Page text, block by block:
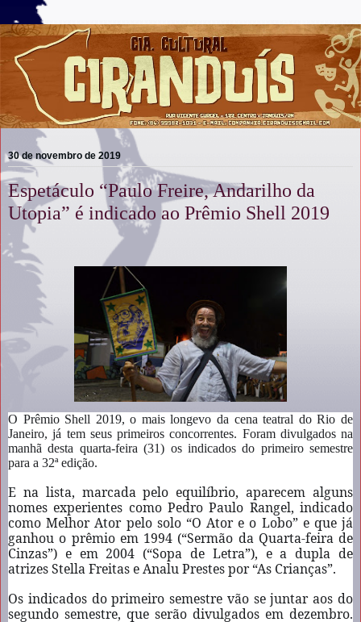
30 de novembro de 2019
Espetáculo “Paulo Freire, Andarilho da
Utopia” é indicado ao Prêmio Shell 2019
O Prêmio Shell 2019, o mais longevo da cena teatral do Rio de
Janeiro, já tem seus primeiros concorrentes. Foram divulgados na
manhã desta quarta-feira (31) os indicados do primeiro semestre
para a 32ª edição.
E na lista, marcada pelo equilíbrio, aparecem alguns
nomes experientes como Pedro Paulo Rangel, indicado
como Melhor Ator pelo solo “O Ator e o Lobo” e que já
ganhou o prêmio em 1994 (“Sermão da Quarta-feira de
Cinzas”) e em 2004 (“Sopa de Letra”), e a dupla de
atrizesStella Freitas e Analu Prestes por “As Crianças”.
Os indicados do primeiro semestre vão se juntar aos do
segundo semestre, que serão divulgados em dezembro.